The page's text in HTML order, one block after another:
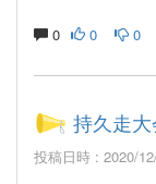
0 0 0
持久走
投稿日時 : 2020/